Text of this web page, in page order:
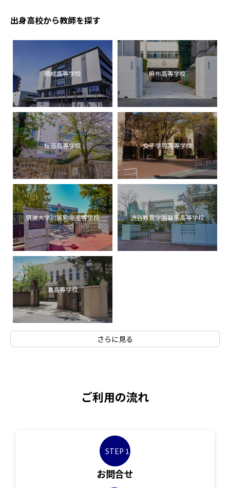
出身高校から教師を探す
開成高等学校 麻布高等学校
桜蔭高等学校 女子学院高等学校
筑波大学附属駒場高等学校 渋谷教育学園幕張高等学校
灘高等学校
さらに見る
ご利用の流れ
STEP 1
お問合せ